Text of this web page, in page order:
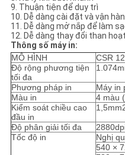
ĐỒ
TRANG
WEB
CHÍNH
SÁCH
BẢO
9. Thuận tiện để duy trì
10. Dễ dàng cài đặt và vận
11. Dễ dàng mở nắp để làm
12. Dễ dàng thay đổi than
Thông số máy in:
MÔ HÌNH
CSR
Độ rộng phương tiện
tối đa
Phương pháp in
Máy in
Màu in
4 màu
Kiểm soát chiều cao
đầu in
Độ phân giải tối đa
Tốc độ in
Nghị
540 ×